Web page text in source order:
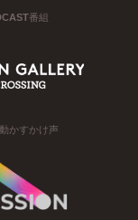
番組
かすかけ声